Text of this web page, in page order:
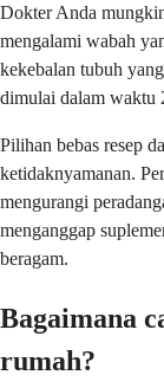
Dokter Anda
mengalami wabah
kekebalan tubuh
dimulai dalam waktu
Pilihan bebas resep
ketidaknyamanan.
mengurangi
menganggap
beragam.
Bagaimana
rumah?